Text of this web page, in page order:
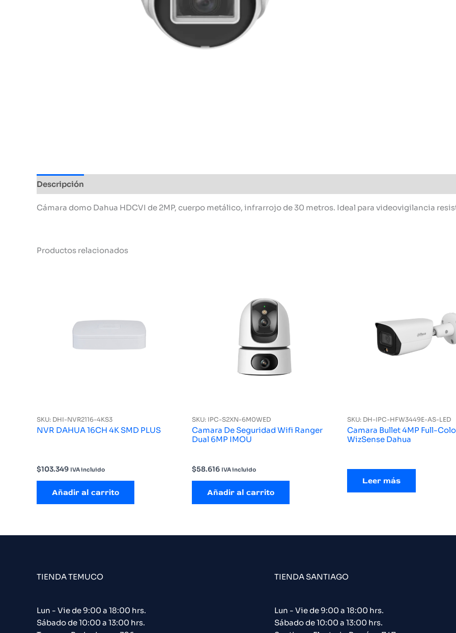
Descripción
Cámara domo Dahua HDCVI de 2MP, cuerpo metálico, infrarrojo de 30 metros. Ideal para videovigilancia
Productos relacionados
SKU: DHI-NVR2116-4KS3
NVR DAHUA 16CH 4K SMD PLUS
$103.349 IVA incluido
Añadir al carrito
SKU: IPC-S2XN-6M0WED
Camara De Seguridad Wifi Ranger
Dual 6MP IMOU
$58.616 IVA incluido
Añadir al carrito
SKU: DH-IPC-HFW3449E-AS-LED
Camara Bullet 4MP Full-
WizSense Dahua
Leer más
TIENDA TEMUCO
Lun - Vie de 9:00 a 18:00 hrs.
Sábado de 10:00 a 13:00 hrs.
TIENDA SANTIAGO
Lun - Vie de 9:00 a 18:00 hrs.
Sábado de 10:00 a 13:00 hrs.